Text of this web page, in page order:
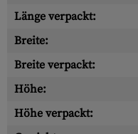
Länge verpackt:
Breite:
Breite verpackt:
Höhe:
Höhe verpackt: